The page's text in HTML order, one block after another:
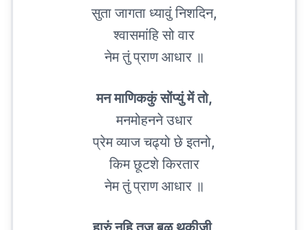
सुता जागता ध्यावुं निशदिन,
श्वासमांहि सो वार
नेम तुं प्राण आधार ॥
मन माणिककुं सोंप्युं में तो,
मनमोहनने उधार
प्रेम व्याज चढ्यो छे इतनो,
किम छूटशे किरतार
नेम तुं प्राण आधार ॥